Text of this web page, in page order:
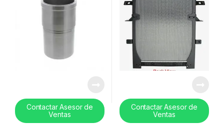
Contactar Asesor de
Ventas
Contactar Asesor de
Ventas